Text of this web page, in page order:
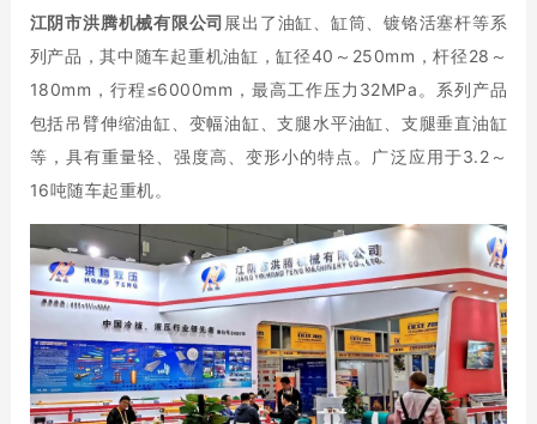
江阴市洪腾机械有限公司 展出了油缸、缸筒、镀铬活塞杆等系
列产品，其中随车起重机油缸，缸径40～250mm，杆径28～
180mm，行程≤6000mm，最高工作压力32MPa。系列产品
包括吊臂伸缩油缸、变幅油缸、支腿水平油缸、支腿垂直油缸
等，具有重量轻、强度高、变形小的特点。广泛应用于3.2～
16吨随车起重机。